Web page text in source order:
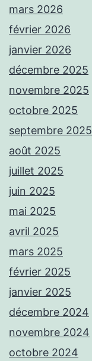
mars 2026
février 2026
janvier 2026
décembre 2025
novembre 2025
octobre 2025
septembre 2025
août 2025
juillet 2025
juin 2025
mai 2025
avril 2025
mars 2025
février 2025
janvier 2025
décembre 2024
novembre 2024
octobre 2024